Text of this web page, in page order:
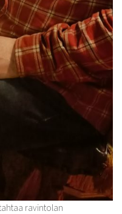
ravintolan